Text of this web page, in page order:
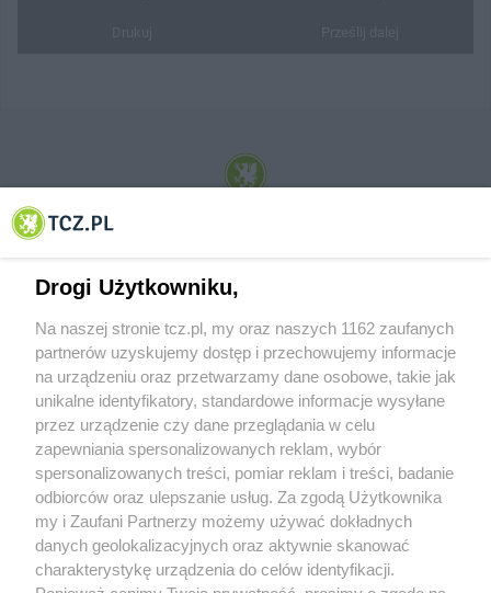
© 2001-2026 Tczew - TCZ.PL Sp. z o.o. Internetowy Serwis Informacyjny Miasta
O FIRMIE POLITYKA PRYWATNOŚCI HOSTING
REKLAMA WSPÓŁPRACA RSS FACEBOOK KONTAKT
Nasze serwisy
Aktualności Muzyka i kultura
Drogi Użytkowniku,
Na naszej stronie tcz.pl, my oraz naszych 1162 zaufanych
partnerów uzyskujemy dostęp i przechowujemy informacje
na urządzeniu oraz przetwarzamy dane osobowe, takie jak
unikalne identyfikatory, standardowe informacje wysyłane
przez urządzenie czy dane przeglądania w celu
zapewniania spersonalizowanych reklam, wybór
spersonalizowanych treści, pomiar reklam i treści, badanie
odbiorców oraz ulepszanie usług. Za zgodą Użytkownika
my i Zaufani Partnerzy możemy używać dokładnych
danych geolokalizacyjnych oraz aktywnie skanować
charakterystykę urządzenia do celów identyfikacji.